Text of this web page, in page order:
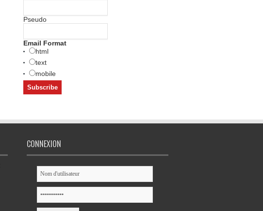
Pseudo
Email Format
html
text
mobile
CONNEXION